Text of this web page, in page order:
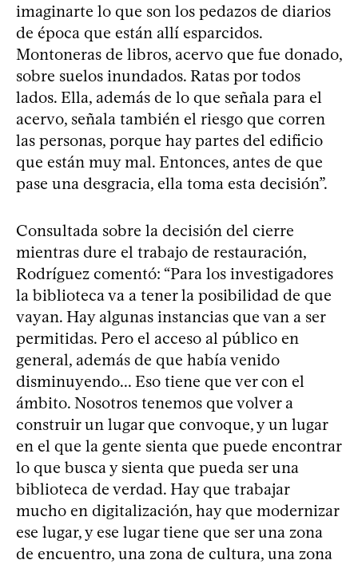
imaginarte lo que son los pedazos de diarios
de época que están allí esparcidos.
Montoneras de libros, acervo que fue donado,
sobre suelos inundados. Ratas por todos
lados. Ella, además de lo que señala para el
acervo, señala también el riesgo que corren
las personas, porque hay partes del edificio
que están muy mal. Entonces, antes de que
pase una desgracia, ella toma esta decisión”.
Consultada sobre la decisión del cierre
mientras dure el trabajo de restauración,
Rodríguez comentó: “Para los investigadores
la biblioteca va a tener la posibilidad de que
vayan. Hay algunas instancias que van a ser
permitidas. Pero el acceso al público en
general, además de que había venido
disminuyendo... Eso tiene que ver con el
ámbito. Nosotros tenemos que volver a
construir un lugar que convoque, y un lugar
en el que la gente sienta que puede encontrar
lo que busca y sienta que pueda ser una
biblioteca de verdad. Hay que trabajar
mucho en digitalización, hay que modernizar
ese lugar, y ese lugar tiene que ser una zona
de encuentro, una zona de cultura, una zona